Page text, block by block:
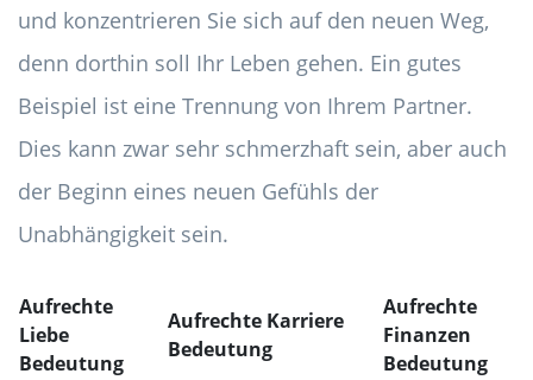
und konzentrieren Sie sich auf den neuen Weg,
denn dorthin soll Ihr Leben gehen. Ein gutes
Beispiel ist eine Trennung von Ihrem Partner.
Dies kann zwar sehr schmerzhaft sein, aber auch
der Beginn eines neuen Gefühls der
Unabhängigkeit sein.
Aufrechte
Liebe
Bedeutung
Aufrechte Karriere
Bedeutung
Aufrechte
Finanzen
Bedeutung